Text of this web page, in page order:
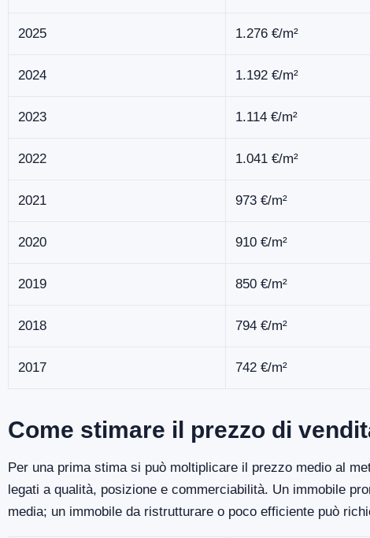
2025 1.276 €/m²
2024 1.192 €/m²
2023 1.114 €/m²
2022 1.041 €/m²
2021 973 €/m²
2020 910 €/m²
2019 850 €/m²
2018 794 €/m²
2017 742 €/m²
Come stimare il prezzo di
Per una prima stima si può moltiplicare il prezzo medio al
legati a qualità, posizione e commerciabilità. Un immobile
media; un immobile da ristrutturare o poco efficiente può